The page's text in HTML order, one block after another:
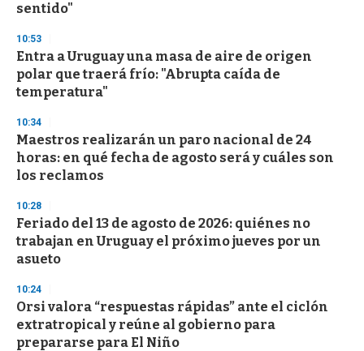
sentido"
10:53
Entra a Uruguay una masa de aire de origen
polar que traerá frío: "Abrupta caída de
temperatura"
10:34
Maestros realizarán un paro nacional de 24
horas: en qué fecha de agosto será y cuáles son
los reclamos
10:28
Feriado del 13 de agosto de 2026: quiénes no
trabajan en Uruguay el próximo jueves por un
asueto
10:24
Orsi valora “respuestas rápidas” ante el ciclón
extratropical y reúne al gobierno para
prepararse para El Niño